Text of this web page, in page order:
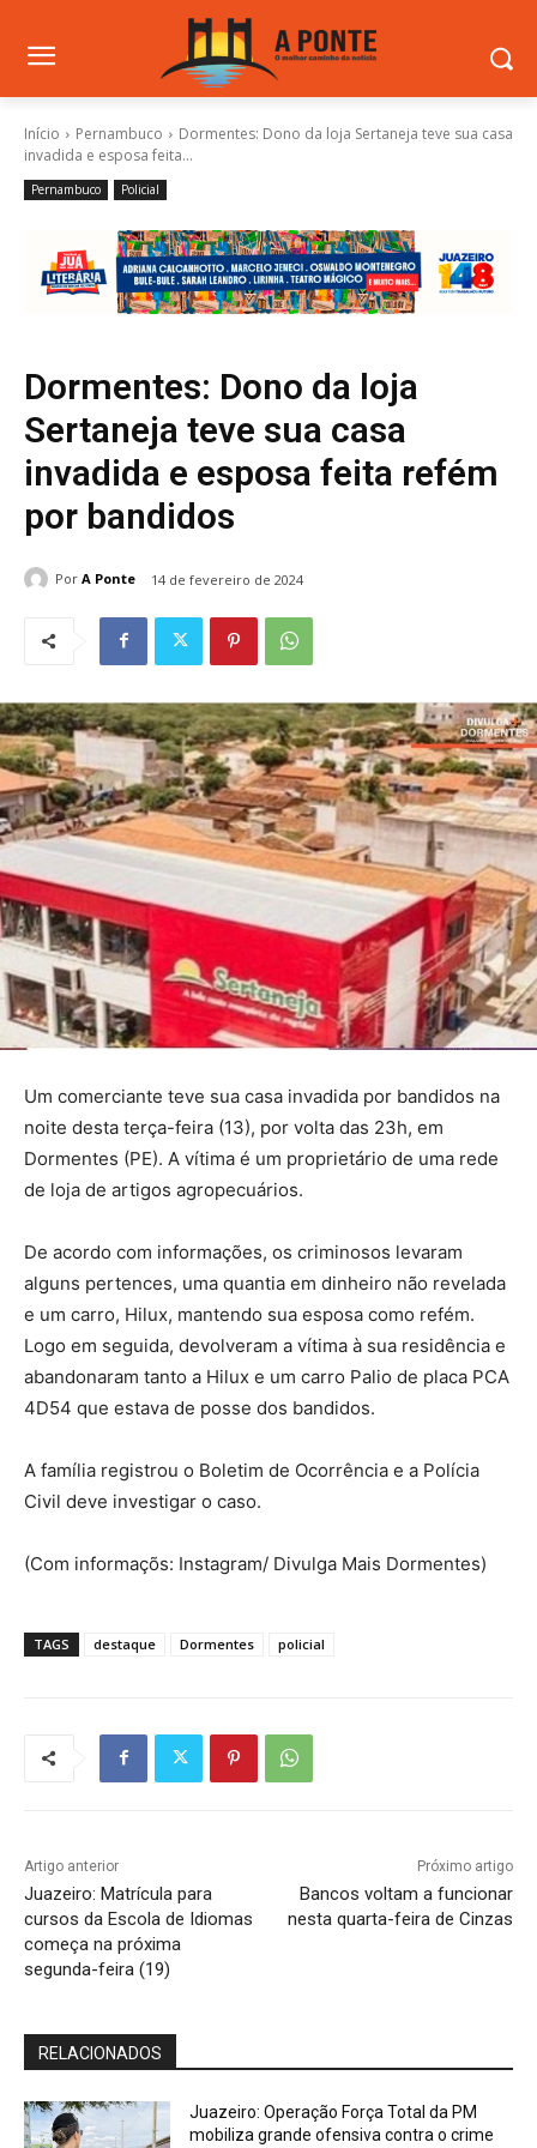
Início Pernambuco
Dormentes: Dono da loja Sertaneja teve sua casa
invadida e esposa feita...
Pernambuco Policial
Dormentes: Dono da loja
Sertaneja teve sua casa
invadida e esposa feita refém
por bandidos
Por A Ponte 14 de fevereiro de 2024
Um comerciante teve sua casa invadida por bandidos na
noite desta terça-feira (13), por volta das 23h, em
Dormentes (PE). A vítima é um proprietário de uma rede
de loja de artigos agropecuários.
De acordo com informações, os criminosos levaram
alguns pertences, uma quantia em dinheiro não revelada
e um carro, Hilux, mantendo sua esposa como refém.
Logo em seguida, devolveram a vítima à sua residência e
abandonaram tanto a Hilux e um carro Palio de placa PCA
4D54 que estava de posse dos bandidos.
A família registrou o Boletim de Ocorrência e a Polícia
Civil deve investigar o caso.
(Com informaçõs: Instagram/ Divulga Mais Dormentes)
TAGS destaque Dormentes policial
Artigo anterior
Juazeiro: Matrícula para
cursos da Escola de Idiomas
começa na próxima
segunda-feira (19)
Próximo artigo
Bancos voltam a funcionar
nesta quarta-feira de Cinzas
RELACIONADOS
Juazeiro: Operação Força Total da PM
mobiliza grande ofensiva contra o crime